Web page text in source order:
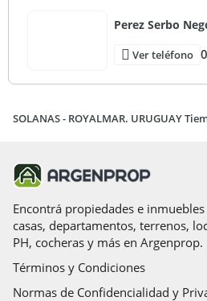
Perez Serbo
Ver teléfono
SOLANAS - ROYALMAR. URUGUAY
Encontrá propiedades e
casas, departamentos, terrenos,
PH, cocheras y más en Argenprop.
Términos y Condiciones
Normas de Confidencialidad y